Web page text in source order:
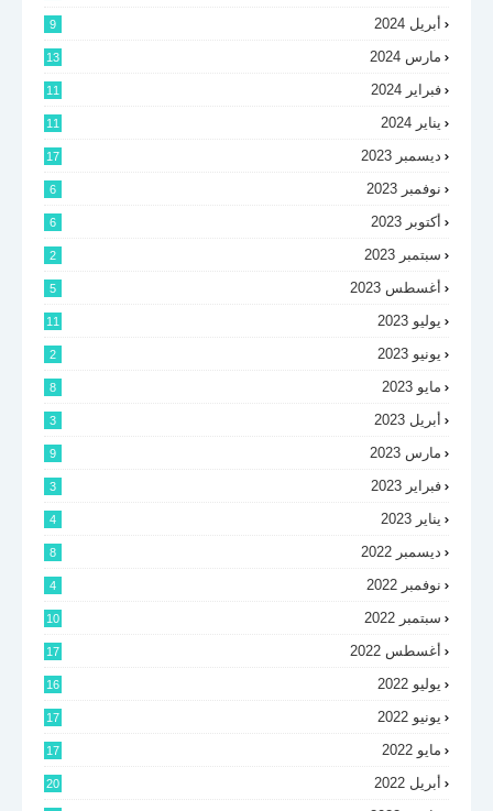
أبريل 2024 9
مارس 2024 13
فبراير 2024 11
يناير 2024 11
ديسمبر 2023 17
نوفمبر 2023 6
أكتوبر 2023 6
سبتمبر 2023 2
أغسطس 2023 5
يوليو 2023 11
يونيو 2023 2
مايو 2023 8
أبريل 2023 3
مارس 2023 9
فبراير 2023 3
يناير 2023 4
ديسمبر 2022 8
نوفمبر 2022 4
سبتمبر 2022 10
أغسطس 2022 17
يوليو 2022 16
يونيو 2022 17
مايو 2022 17
أبريل 2022 20